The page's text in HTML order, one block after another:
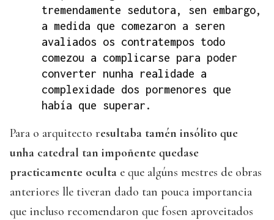
tremendamente sedutora, sen embargo,
a medida que comezaron a seren
avaliados os contratempos todo
comezou a complicarse para poder
converter nunha realidade a
complexidade dos pormenores que
había que superar.
Para o arquitecto resultaba tamén insólito que
unha catedral tan impoñente quedase
practicamente oculta e que algúns mestres de obras
anteriores lle tiveran dado tan pouca importancia
que incluso recomendaron que fosen aproveitados